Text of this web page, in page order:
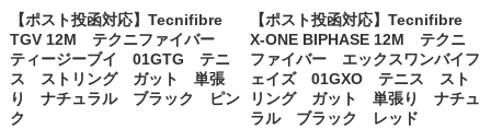
【ポスト投函対応】Tecnifibre
TGV 12M テクニファイバー
ティージーブイ 01GTG テニ
ス ストリング ガット 単張
り ナチュラル ブラック ピン
ク
【ポスト投函対応】Tecnifibre
X-ONE BIPHASE 12M テクニ
ファイバー エックスワンバイフ
ェイズ 01GXO テニス スト
リング ガット 単張り ナチュ
ラル ブラック レッド